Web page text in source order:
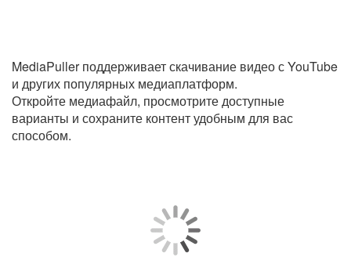
MediaPuller поддерживает скачивание видео с YouTube
и других популярных медиаплатформ.
Откройте медиафайл, просмотрите доступные
варианты и сохраните контент удобным для вас
способом.